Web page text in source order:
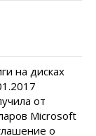
на дисках
от
Microsoft
о